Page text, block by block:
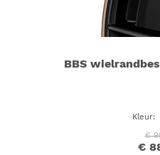
BBS
Kleur:
€
€